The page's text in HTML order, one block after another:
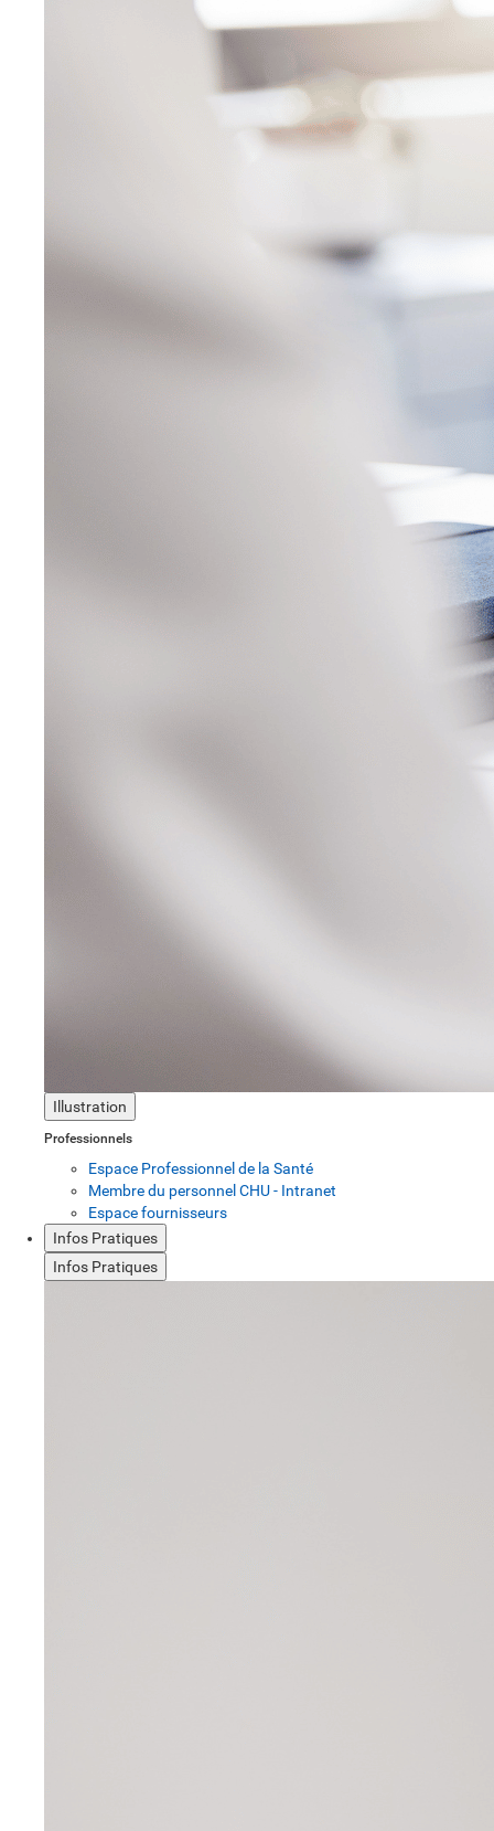
Illustration
Professionnels
Espace Professionnel de la Santé
Membre du personnel CHU - Intranet
Espace fournisseurs
Infos Pratiques
Infos Pratiques